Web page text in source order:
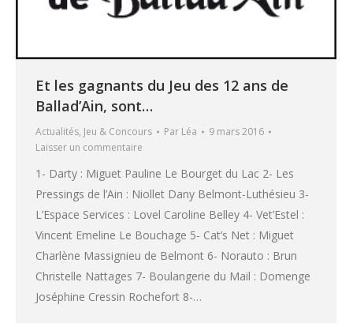
Et les gagnants du Jeu des 12 ans de
Ballad’Ain, sont…
Actualités, Jeu & Concours Par Léa
9 mars 2016
Laisser un commentaire
1- Darty : Miguet Pauline Le Bourget du Lac 2- Les
Pressings de l’Ain : Niollet Dany Belmont-Luthésieu 3-
L’Espace Services : Lovel Caroline Belley 4- Vet’Estel :
Vincent Emeline Le Bouchage 5- Cat’s Net : Miguet
Charlène Massignieu de Belmont 6- Norauto : Brun
Christelle Nattages 7- Boulangerie du Mail : Domenge
Joséphine Cressin Rochefort 8-…